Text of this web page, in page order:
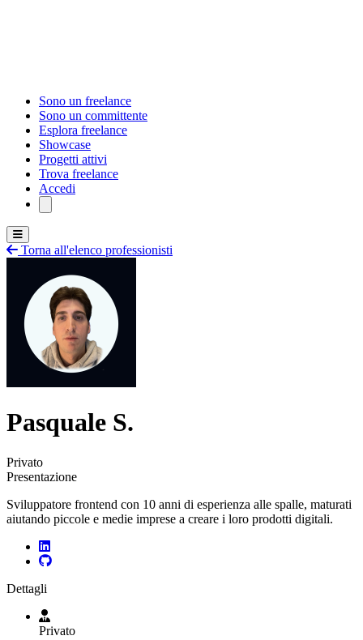
Sono un freelance
Sono un committente
Esplora freelance
Showcase
Progetti attivi
Trova freelance
Accedi
Torna all'elenco professionisti
Pasquale S.
Privato
Presentazione
Sviluppatore frontend con 10 anni di esperienza alle spalle, maturati
aiutando piccole e medie imprese a creare i loro prodotti digitali.
Dettagli
Privato